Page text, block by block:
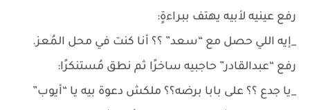
رفع عينيه لأبيه يهتف ببراءةٍ:
_إيه اللي حصل مع “سعد” ؟؟ أنا كنت في محل المُعز.
رفع “عبدالقادر” حاجبيه ساخرًا ثم نطق مُستنكرًا:
_يا جدع ؟؟ على بابا برضه؟؟ ملكش دعوة بيه يا “أيوب”